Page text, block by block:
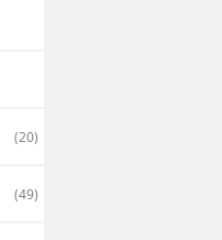
(20)
(49)